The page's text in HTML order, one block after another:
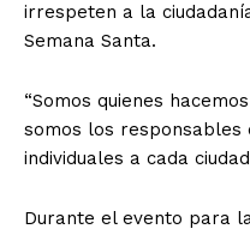
irrespeten a la
Semana Santa.
“Somos quienes
somos los
individuales a cada
Durante el evento para